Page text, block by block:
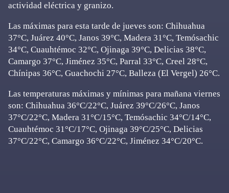
actividad eléctrica y granizo.
Las máximas para esta tarde de jueves son: Chihuahua
37°C, Juárez 40°C, Janos 39°C, Madera 31°C, Temósachic
34°C, Cuauhtémoc 32°C, Ojinaga 39°C, Delicias 38°C,
Camargo 37°C, Jiménez 35°C, Parral 33°C, Creel 28°C,
Chínipas 36°C, Guachochi 27°C, Balleza (El Vergel) 26°C.
Las temperaturas máximas y mínimas para mañana viernes
son: Chihuahua 36°C/22°C, Juárez 39°C/26°C, Janos
37°C/22°C, Madera 31°C/15°C, Temósachic 34°C/14°C,
Cuauhtémoc 31°C/17°C, Ojinaga 39°C/25°C, Delicias
37°C/22°C, Camargo 36°C/22°C, Jiménez 34°C/20°C.